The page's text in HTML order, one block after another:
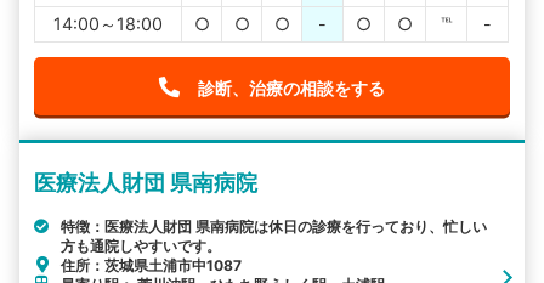
14:00～18:00
○ ○ ○ - ○ ○ ℡ -
診断、治療の相談をする
医療法人財団 県南病院
特徴：医療法人財団 県南病院は休日の診療を行っており、忙しい
方も通院しやすいです。
住所：茨城県土浦市中1087